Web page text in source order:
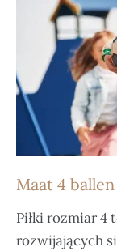
Maat 4
Piłki rozmiar 4
rozwijających